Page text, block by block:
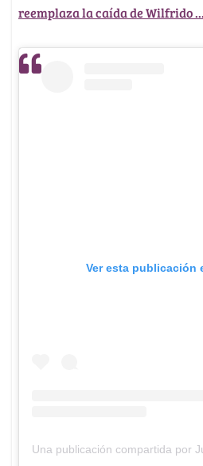
reemplaza la caída de Wilfrido ...
Ver esta publicación
Una publicación compartida por